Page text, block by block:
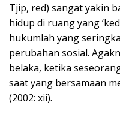
Tjip, red) sangat yakin
hidup di ruang yang
hukumlah yang
perubahan sosial.
belaka, ketika
saat yang bersamaan
(2002: xii).